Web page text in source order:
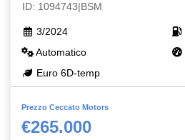
ID: 1094743|BSM
3/2024
Automatico
Euro 6D-temp
Prezzo Ceccato Motors
€265.000